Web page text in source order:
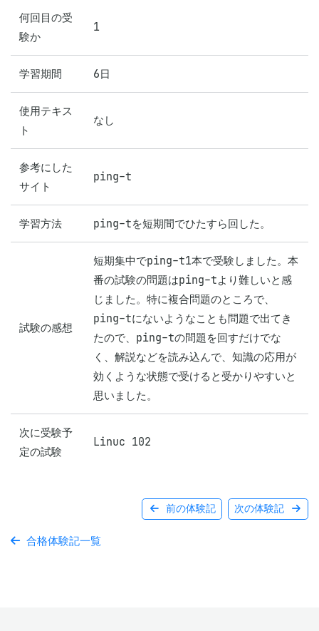
何回目の受
験か
1
学習期間 6日
使用テキス
ト
なし
参考にした
サイト
ping-t
学習方法 ping-tを短期間でひたすら回した。
試験の感想
短期集中でping-t1本で受験しました。本
番の試験の問題はping-tより難しいと感
じました。特に複合問題のところで、
ping-tにないようなことも問題で出てき
たので、ping-tの問題を回すだけでな
く、解説などを読み込んで、知識の応用が
効くような状態で受けると受かりやすいと
思いました。
次に受験予
定の試験
Linuc 102
前の体験記 次の体験記
合格体験記一覧